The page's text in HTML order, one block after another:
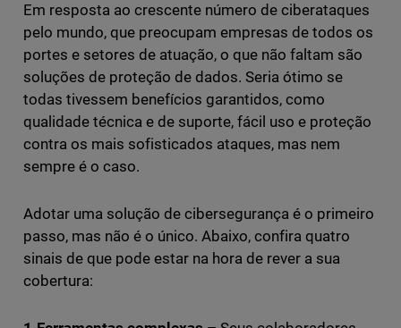
Em resposta ao crescente número de ciberataques
pelo mundo, que preocupam empresas de todos os
portes e setores de atuação, o que não faltam são
soluções de proteção de dados. Seria ótimo se
todas tivessem benefícios garantidos, como
qualidade técnica e de suporte, fácil uso e proteção
contra os mais sofisticados ataques, mas nem
sempre é o caso.
Adotar uma solução de cibersegurança é o primeiro
passo, mas não é o único. Abaixo, confira quatro
sinais de que pode estar na hora de rever a sua
cobertura: